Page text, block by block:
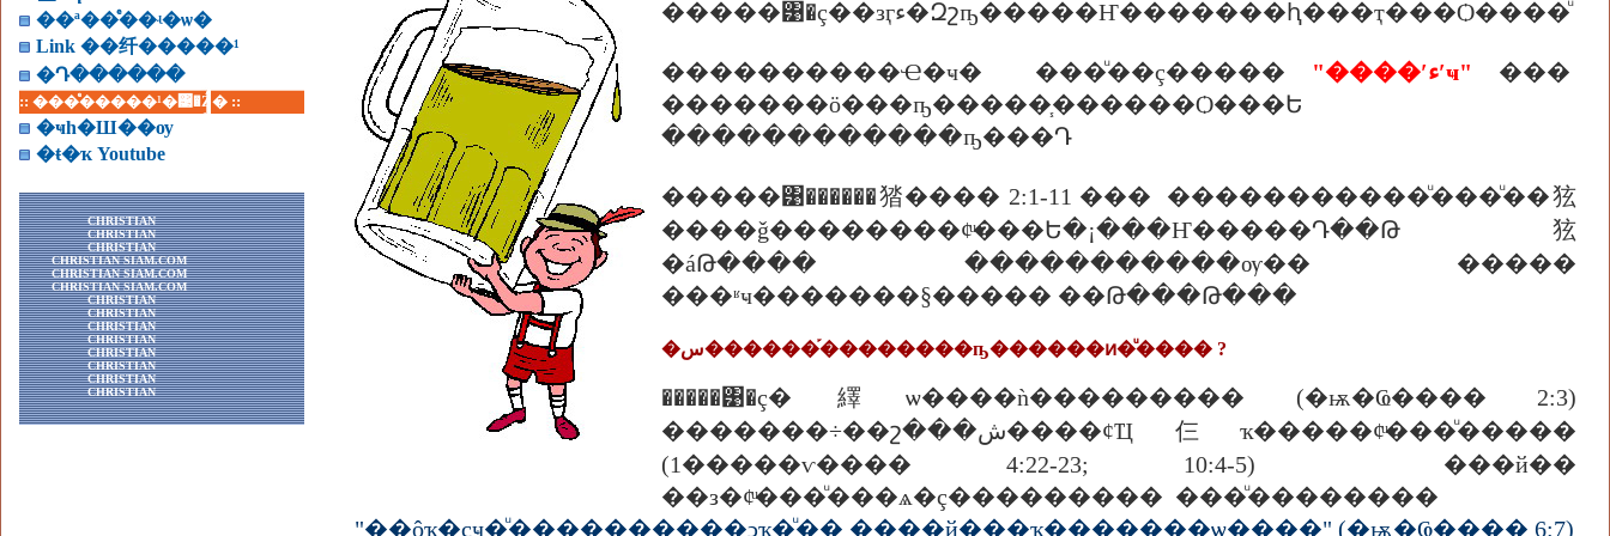
��ª��ͤ��ʵ�ѡ�
Link ��纤�����¹
�Դ������
:: ���ͤ�����¹�͹�Ź� ::
�ҹһ�Ш��ѹ
�ŧ�ҡ Youtube
CHRISTIAN
CHRISTIAN
CHRISTIAN
CHRISTIAN SIAM.COM
CHRISTIAN SIAM.COM
CHRISTIAN SIAM.COM
CHRISTIAN
CHRISTIAN
CHRISTIAN
CHRISTIAN
CHRISTIAN
CHRISTIAN
CHRISTIAN
CHRISTIAN
�����͹�ç��зӷء�Զշҧ�����Ҥ�������ԧ���ҭ���Ѻ����ͧ
����������Ҽ�ҹ� ���ͧ��ç����� "����ʹءʹҹ" ���
�������ö���ҧ�����֧������Ѻ���Ե
������������ҧ���Դ
�����͹������㹺���� 2:1-11 ��� �����������ͧ���ͧ��㹡
����ǧ��������¢ͧ���Ե�¡���Ҥ�����Դ��Թ㹡
�áԹ���� �����������ѹ�� �����
���ʶҹ�������§����� ��Թ���Թ���
�س������֡��������ҧ������ͷ�ͧ���� ?
�����͹�ç�繹ѡ����ǹ��������� (�ѭ�Ҩ���� 2:3)
�������÷��շ���ش����¢Ҵ仨ҡ�����¢ͧ���ͧ�����
(1�����ѵ���� 4:22-23; 10:4-5) ���й��
��з�¢ͧ���ͧ���ѧ�ç��������� ���ͧ��������
"��ôҡ�çҹ�ͧ����������ͻҡ�ͧ�� ��֧��й���ҡ�������ѡ����" (�ѭ�Ҩ���� 6:7)